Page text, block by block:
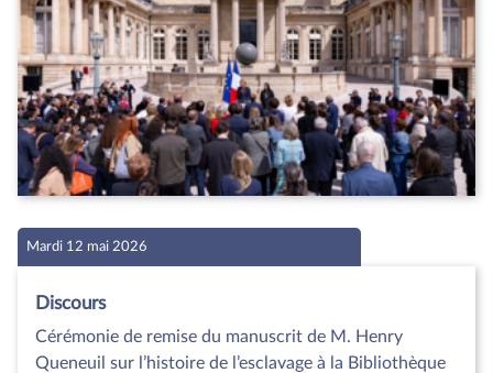
Mardi 12 mai 2026
Discours
Cérémonie de remise du manuscrit de M. Henry
Queneuil sur l’histoire de l’esclavage à la Bibliothèque